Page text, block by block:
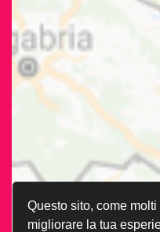
Questo sito, come
migliorare la tua